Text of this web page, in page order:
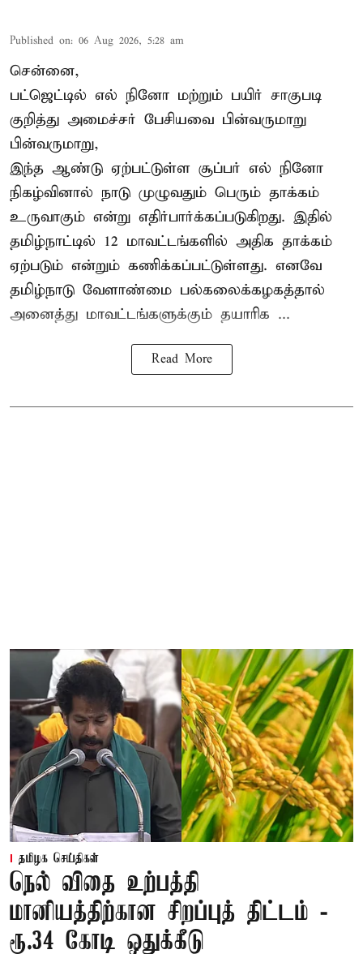
Published on: 06 Aug 2026, 5:28 am
சென்னை,
பட்ஜெட்டில் எல் நினோ மற்றும் பயிர் சாகுபடி
குறித்து அமைச்சர் பேசியவை பின்வருமாறு
பின்வருமாறு,
இந்த ஆண்டு ஏற்பட்டுள்ள சூப்பர் எல் நினோ
நிகழ்வினால் நாடு முழுவதும் பெரும் தாக்கம்
உருவாகும் என்று எதிர்பார்க்கப்படுகிறது. இதில்
தமிழ்நாட்டில் 12 மாவட்டங்களில் அதிக தாக்கம்
ஏற்படும் என்றும் கணிக்கப்பட்டுள்ளது. எனவே
தமிழ்நாடு வேளாண்மை பல்கலைக்கழகத்தால்
அனைத்து மாவட்டங்களுக்கும் தயாரிக ...
Read More
தமிழக செய்திகள்
நெல் விதை உற்பத்தி
மானியத்திற்கான சிறப்புத் திட்டம் -
ரூ.34 கோடி ஒதுக்கீடு